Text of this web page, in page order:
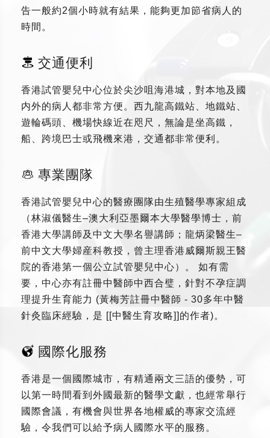
告一般約2個小時就有結果，能夠更加節省病人的
時間。
交通便利
香港試管嬰兒中心位於尖沙咀海港城，對本地及國
内外的病人都非常方便。西九龍高鐵站、地鐵站、
遊輪碼頭、機場快線近在咫尺，無論是坐高鐵，
船、跨境巴士或飛機來港，交通都非常便利。
專業團隊
香港試管嬰兒中心的醫療團隊由生殖醫學專家組成
（林淑儀醫生–澳大利亞墨爾本大學醫學博士，前
香港大學講師及中文大學名譽講師；龍炳梁醫生–
前中文大學婦産科教授，曾主理香港威爾斯親王醫
院的香港第一個公立試管嬰兒中心）。 如有需
要，中心亦有註冊中醫師中西合璧，針對不孕症調
理提升生育能力 (黃梅芳註冊中醫師 - 30多年中醫
針灸臨床經驗，是 [[中醫生育攻略]]的作者)。
國際化服務
香港是一個國際城市，有精通兩文三語的優勢，可
以第一時間看到外國最新的醫學文獻，也經常舉行
國際會議，有機會與世界各地權威的專家交流經
驗，令我們可以給予病人國際水平的服務。